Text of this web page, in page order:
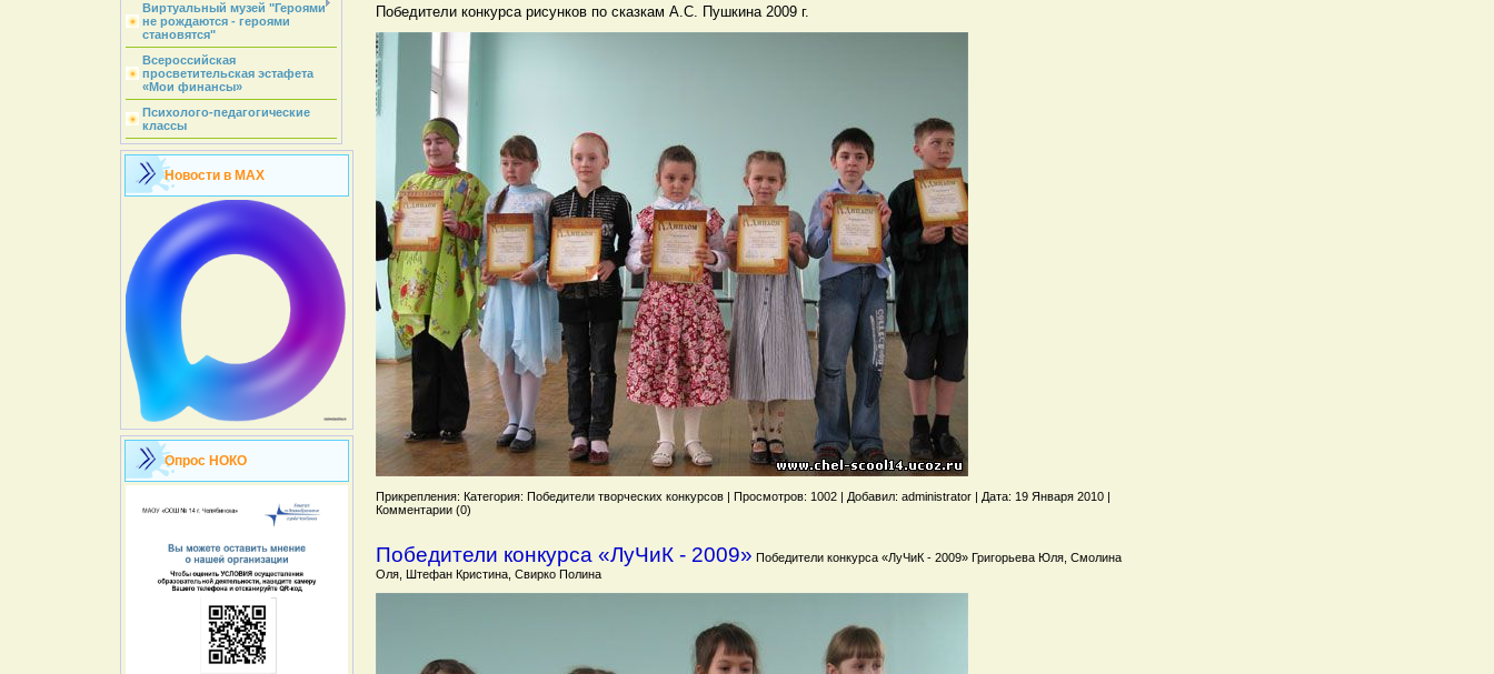
Виртуальный музей "Героями
не рождаются - героями
становятся"
Всероссийская
просветительская эстафета
«Мои финансы»
Психолого-педагогические
классы
Новости в MAX
Опрос НОКО
Победители конкурса рисунков по сказкам А.С. Пушкина 2009 г.
Прикрепления: Категория: Победители творческих конкурсов | Просмотров: 1002 | Добавил: administrator | Дата: 19 Января 2010 |
Комментарии (0)
Победители конкурса «ЛуЧиК - 2009» Победители конкурса «ЛуЧиК - 2009» Григорьева Юля, Смолина
Оля, Штефан Кристина, Свирко Полина